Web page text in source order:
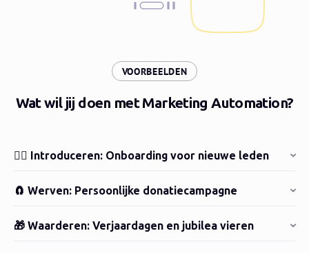
VOORBEELDEN:
Wat wil jij doen met Marketing Automation?
🙋‍♀️ Introduceren: Onboarding voor nieuwe leden
🧲 Werven: Persoonlijke donatiecampagne
🎁 Waarderen: Verjaardagen en jubilea vieren